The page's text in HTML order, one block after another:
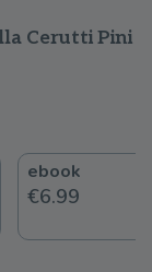
Cerutti Pini
ebook
€6.99